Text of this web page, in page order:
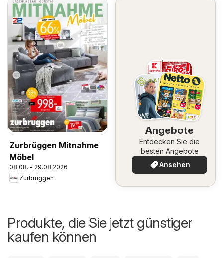
Zurbrüggen Mitnahme
Möbel
08.08. - 29.08.2026
Zurbrüggen
Angebote
Entdecken Sie die
besten Angebote
Ansehen
Produkte, die Sie jetzt günstiger
kaufen können